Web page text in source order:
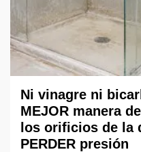
Ni vinagre ni
MEJOR manera
los orificios de la
PERDER presión